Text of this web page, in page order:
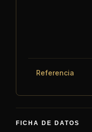
Referencia
FICHA DE DATOS